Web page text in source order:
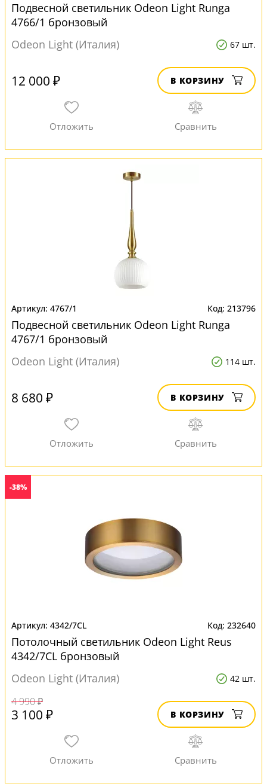
Подвесной светильник Odeon Light Runga
4766/1 бронзовый
Odeon Light (Италия)
67 шт.
12 000 ₽ В КОРЗИНУ
4767/1 213796
Подвесной светильник Odeon Light Runga
4767/1 бронзовый
Odeon Light (Италия)
114 шт.
8 680 ₽ В КОРЗИНУ
-38%
4342/7CL 232640
Потолочный светильник Odeon Light Reus
4342/7CL бронзовый
Odeon Light (Италия)
42 шт.
4 990 ₽
3 100 ₽ В КОРЗИНУ